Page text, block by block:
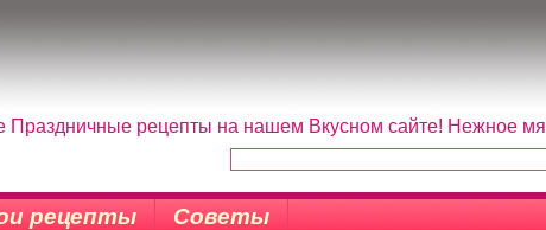
Праздничные рецепты на нашем Вкусном сайте! Нежное
рецепты Советы